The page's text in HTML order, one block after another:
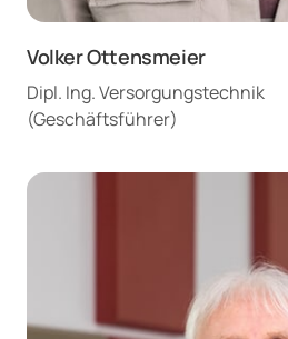
Volker Ottensmeier
Dipl. Ing. Versorgungstechnik
(Geschäftsführer)